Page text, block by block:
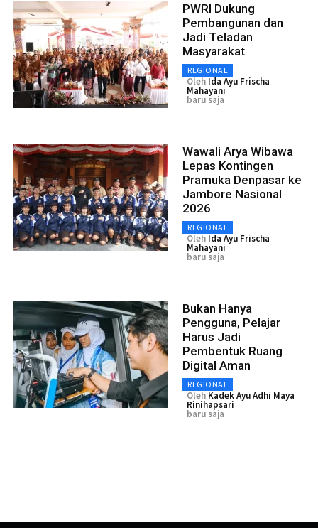
PWRI Dukung
Pembangunan dan
Jadi Teladan
Masyarakat
REGIONAL
Oleh Ida Ayu Frischa
Mahayani
baru saja
Wawali Arya Wibawa
Lepas Kontingen
Pramuka Denpasar ke
Jambore Nasional
2026
REGIONAL
Oleh Ida Ayu Frischa
Mahayani
baru saja
Bukan Hanya
Pengguna, Pelajar
Harus Jadi
Pembentuk Ruang
Digital Aman
REGIONAL
Oleh Kadek Ayu Adhi Maya
Rinihapsari
baru saja